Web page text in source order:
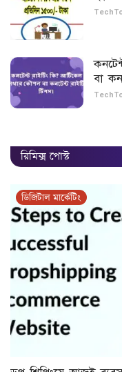
বা
রিমিক্স পোস্ট
ডিজিটাল মার্কেটিং